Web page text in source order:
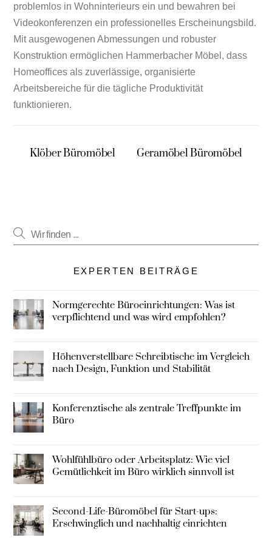
problemlos in Wohninterieurs ein und bewahren bei
Videokonferenzen ein professionelles Erscheinungsbild.
Mit ausgewogenen Abmessungen und robuster
Konstruktion ermöglichen Hammerbacher Möbel, dass
Homeoffices als zuverlässige, organisierte
Arbeitsbereiche für die tägliche Produktivität
funktionieren.
Klöber Büromöbel Geramöbel Büromöbel
EXPERTEN BEITRÄGE
Normgerechte Büroeinrichtungen: Was ist
verpflichtend und was wird empfohlen?
Höhenverstellbare Schreibtische im Vergleich
nach Design, Funktion und Stabilität
Konferenztische als zentrale Treffpunkte im
Büro
Wohlfühlbüro oder Arbeitsplatz: Wie viel
Gemütlichkeit im Büro wirklich sinnvoll ist
Second-Life-Büromöbel für Start-ups:
Erschwinglich und nachhaltig einrichten